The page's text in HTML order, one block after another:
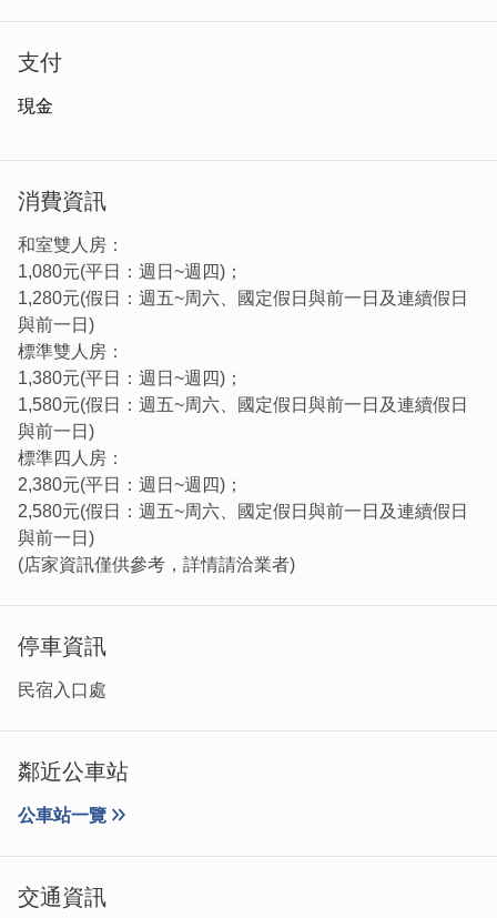
支付
現金
消費資訊
和室雙人房：
1,080元(平日：週日~週四)；
1,280元(假日：週五~周六、國定假日與前一日及連續假日
與前一日)
標準雙人房：
1,380元(平日：週日~週四)；
1,580元(假日：週五~周六、國定假日與前一日及連續假日
與前一日)
標準四人房：
2,380元(平日：週日~週四)；
2,580元(假日：週五~周六、國定假日與前一日及連續假日
與前一日)
(店家資訊僅供參考，詳情請洽業者)
停車資訊
民宿入口處
鄰近公車站
公車站一覽
交通資訊